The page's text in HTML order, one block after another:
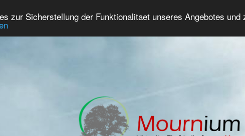
zur Sicherstellung der Funktionalitaet unseres Angebotes
Gedenken Tierforum Erweiterte